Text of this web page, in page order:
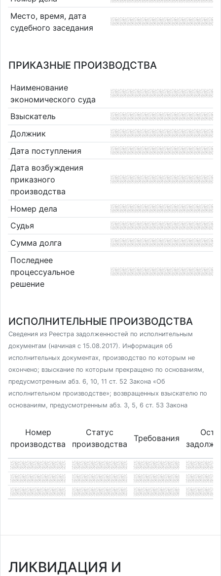
Место, время, дата
судебного заседания
ПРИКАЗНЫЕ ПРОИЗВОДСТВА
Наименование
экономического суда
Взыскатель
Должник
Дата поступления
Дата возбуждения
приказного
производства
Номер дела
Судья
Сумма долга
Последнее
процессуальное
решение
ИСПОЛНИТЕЛЬНЫЕ ПРОИЗВОДСТВА
Сведения из Реестра задолженностей по исполнительным
документам (начиная с 15.08.2017). Информация об
исполнительных документах, производство по которым не
окончено; взыскание по которым прекращено по основаниям,
предусмотренным абз. 6, 10, 11 ст. 52 Закона «Об
исполнительном производстве»; возвращенных взыскателю по
основаниям, предусмотренным абз. 3, 5, 6 ст. 53 Закона
Номер
производства
Статус
производства
Требования
ЛИКВИДАЦИЯ И